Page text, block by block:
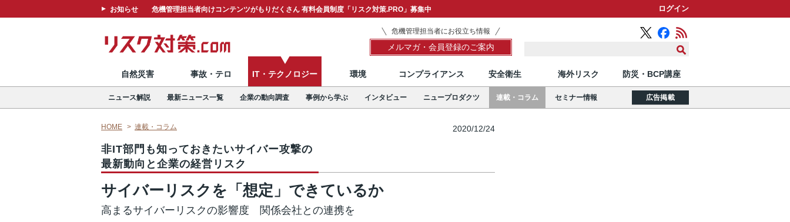
お知らせ 危機管理担当者向けコンテンツがもりだくさん 有料会員制度「リスク対策.PRO」募集中 ログイン
危機管理担当者にお役立ち情報
メルマガ・会員登録のご案内
自然災害 事故・テロ IT・テクノロジー 環境 コンプライアンス 安全衛生 海外リスク 防災・BCP講座
ニュース解説 最新ニュース一覧 企業の動向調査 事例から学ぶ インタビュー ニュープロダクツ 連載・コラム セミナー情報 広告掲載
HOME 連載・コラム 2020/12/24
非IT部門も知っておきたいサイバー攻撃の
最新動向と企業の経営リスク
サイバーリスクを「想定」できているか
高まるサイバーリスクの影響度 関係会社との連携を